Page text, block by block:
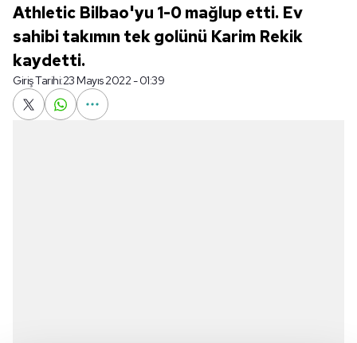
Athletic Bilbao'yu 1-0 mağlup etti. Ev
sahibi takımın tek golünü Karim Rekik
kaydetti.
Giriş Tarihi:23 Mayıs 2022 - 01:39